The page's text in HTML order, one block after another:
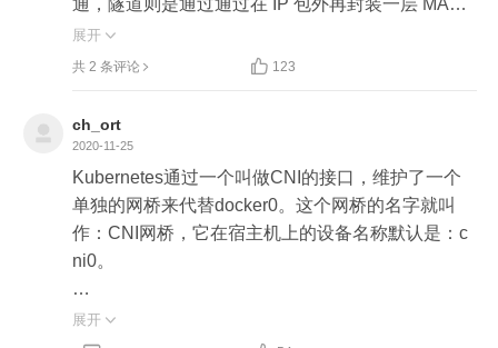
通，隧道则是通过通过在 IP 包外再封装一层 MAC
包头来实现。
三层的优点：少了封包和解包的过程，性能肯定是
三层的缺点：需要自己想办法维护路由规则。
隧道的优点：简单，原因是大部分工作都是由 Linux
内核的模块实现了，应用层面工作量较少。
隧道的缺点：主要的问题就是性能低。
展开 
共 2 条评论  123
ch_ort
2020-11-25
Kubernetes通过一个叫做CNI的接口，维护了一个
单独的网桥来代替docker0。这个网桥的名字就叫
作：CNI网桥，它在宿主机上的设备名称默认是：c
ni0。
容器“跨主通信”的三种主流实现方法：UDP、host-g
w、VXLAN。 之前介绍了UDP和VXLAN，它们都
展开 